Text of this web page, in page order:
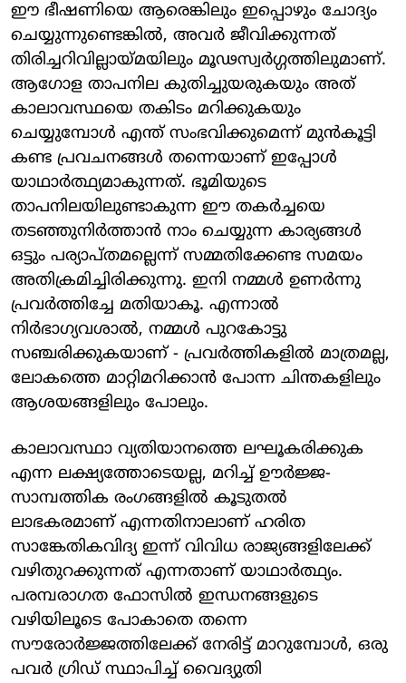
ഈ ഭീഷണിയെ ആരെങ്കിലും ഇപ്പൊഴും ചോദ്യം
ചെയ്യുന്നുണ്ടെങ്കിൽ, അവർ ജീവിക്കുന്നത്
തിരിച്ചറിവില്ലായ്മയിലും മൂഢസ്വർഗ്ഗത്തിലുമാണ്.
ആഗോള താപനില കുതിച്ചുയരുകയും അത്
കാലാവസ്ഥയെ തകിടം മറിക്കുകയും
ചെയ്യുമ്പോൾ എന്ത് സംഭവിക്കുമെന്ന് മുൻകൂട്ടി
കണ്ട പ്രവചനങ്ങൾ തന്നെയാണ് ഇപ്പോൾ
യാഥാർത്ഥ്യമാകുന്നത്. ഭൂമിയുടെ
താപനിലയിലുണ്ടാകുന്ന ഈ തകർച്ചയെ
തടഞ്ഞുനിർത്താൻ നാം ചെയ്യുന്ന കാര്യങ്ങൾ
ഒട്ടും പര്യാപ്തമല്ലെന്ന് സമ്മതിക്കേണ്ട സമയം
അതിക്രമിച്ചിരിക്കുന്നു. ഇനി നമ്മൾ ഉണർന്നു
പ്രവർത്തിച്ചേ മതിയാകൂ. എന്നാൽ
നിർഭാഗ്യവശാൽ, നമ്മൾ പുറകോട്ടു
സഞ്ചരിക്കുകയാണ് - പ്രവർത്തികളിൽ മാത്രമല്ല,
ലോകത്തെ മാറ്റിമറിക്കാൻ പോന്ന ചിന്തകളിലും
ആശയങ്ങളിലും പോലും.
കാലാവസ്ഥാ വ്യതിയാനത്തെ ലഘൂകരിക്കുക
എന്ന ലക്ഷ്യത്തോടെയല്ല, മറിച്ച് ഊർജ്ജ-
സാമ്പത്തിക രംഗങ്ങളിൽ കൂടുതൽ
ലാഭകരമാണ് എന്നതിനാലാണ് ഹരിത
സാങ്കേതികവിദ്യ ഇന്ന് വിവിധ രാജ്യങ്ങളിലേക്ക്
വഴിതുറക്കുന്നത് എന്നതാണ് യാഥാർത്ഥ്യം.
പരമ്പരാഗത ഫോസിൽ ഇന്ധനങ്ങളുടെ
വഴിയിലൂടെ പോകാതെ തന്നെ
സൗരോർജ്ജത്തിലേക്ക് നേരിട്ട് മാറുമ്പോൾ, ഒരു
പവർ ഗ്രിഡ് സ്ഥാപിച്ച് വൈദ്യുതി